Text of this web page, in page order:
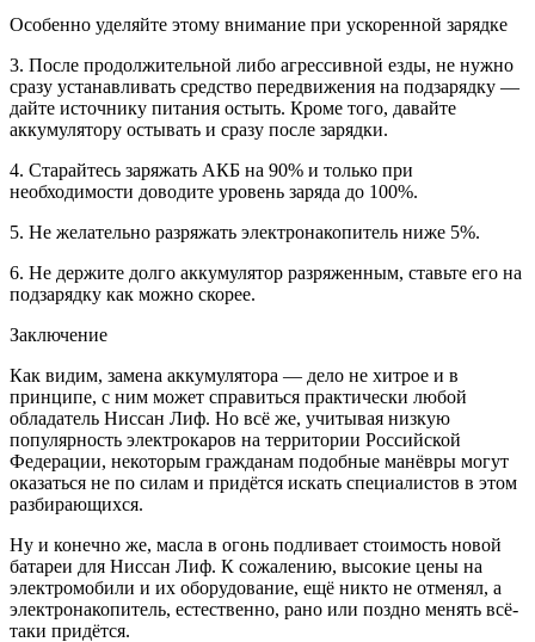
Особенно уделяйте этому внимание при ускоренной зарядке
3. После продолжительной либо агрессивной езды, не нужно
сразу устанавливать средство передвижения на подзарядку —
дайте источнику питания остыть. Кроме того, давайте
аккумулятору остывать и сразу после зарядки.
4. Старайтесь заряжать АКБ на 90% и только при
необходимости доводите уровень заряда до 100%.
5. Не желательно разряжать электронакопитель ниже 5%.
6. Не держите долго аккумулятор разряженным, ставьте его на
подзарядку как можно скорее.
Заключение
Как видим, замена аккумулятора — дело не хитрое и в
принципе, с ним может справиться практически любой
обладатель Ниссан Лиф. Но всё же, учитывая низкую
популярность электрокаров на территории Российской
Федерации, некоторым гражданам подобные манёвры могут
оказаться не по силам и придётся искать специалистов в этом
разбирающихся.
Ну и конечно же, масла в огонь подливает стоимость новой
батареи для Ниссан Лиф. К сожалению, высокие цены на
электромобили и их оборудование, ещё никто не отменял, а
электронакопитель, естественно, рано или поздно менять всё-
таки придётся.